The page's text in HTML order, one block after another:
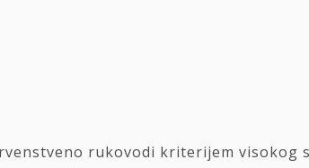
rukovodi kriterijem visokog